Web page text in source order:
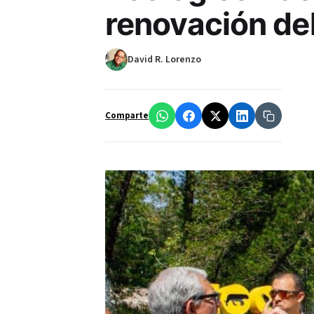
renovación
David R. Lorenzo
Comparte